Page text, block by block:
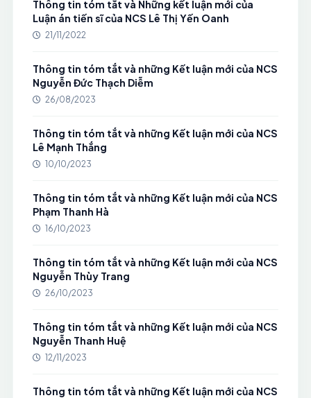
Thông tin tóm tắt và Những kết luận mới của
Luận án tiến sĩ của NCS Lê Thị Yến Oanh
21/11/2022
Thông tin tóm tắt và những Kết luận mới của NCS
Nguyễn Đức Thạch Diễm
26/08/2023
Thông tin tóm tắt và những Kết luận mới của NCS
Lê Mạnh Thắng
10/10/2023
Thông tin tóm tắt và những Kết luận mới của NCS
Phạm Thanh Hà
16/10/2023
Thông tin tóm tắt và những Kết luận mới của NCS
Nguyễn Thùy Trang
26/10/2023
Thông tin tóm tắt và những Kết luận mới của NCS
Nguyễn Thanh Huệ
12/11/2023
Thông tin tóm tắt và những Kết luận mới của NCS